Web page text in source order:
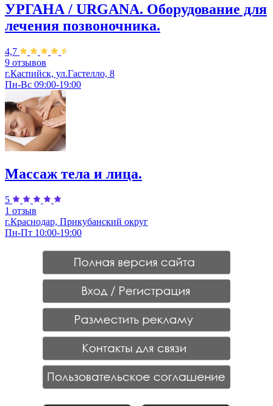
УРГАНА / URGANA. Оборудование для
лечения позвоночника.
4,7
9 отзывов
г.Каспийск, ул.Гастелло, 8
Пн-Вс 09:00-19:00
Массаж тела и лица.
5
1 отзыв
г.Краснодар, Прикубанский округ
Пн-Пт 10:00-19:00